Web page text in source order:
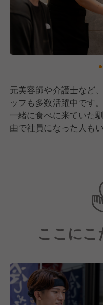
元美容師や介護士など
ッフも多数活躍中です
一緒に食べに来ていた
由で社員になった人も
代のスタッフが活躍
意味で、上下関係のな
ここに